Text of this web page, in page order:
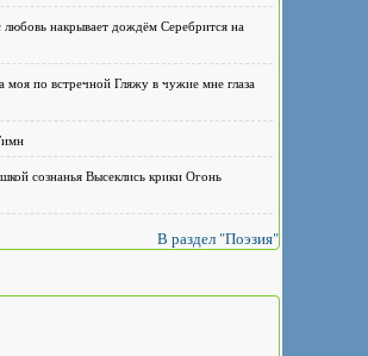
любовь накрывает дождём Серебрится на
моя по встречной Гляжу в чужие мне глаза
сознанья Высеклись крики Огонь
В раздел "Поэзия"